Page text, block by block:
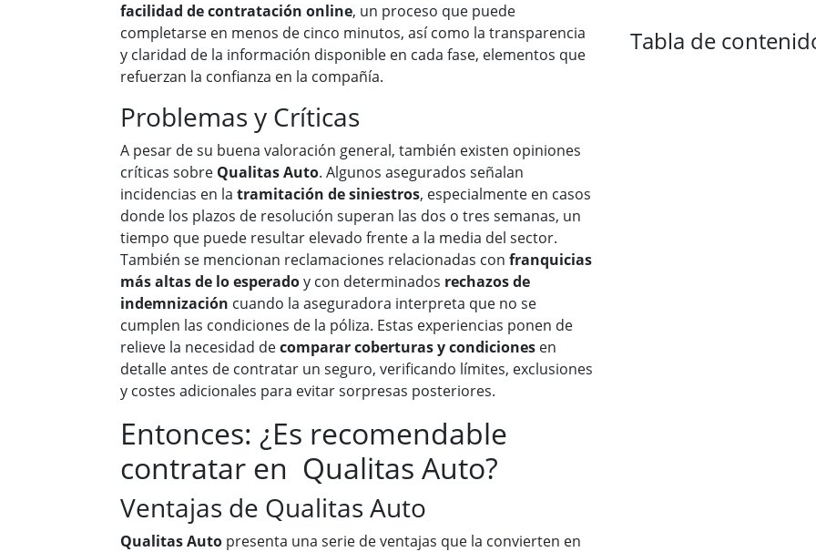
facilidad de contratación online, un proceso que puede
completarse en menos de cinco minutos, así como la transparencia
y claridad de la información disponible en cada fase, elementos que
refuerzan la confianza en la compañía.
Problemas y Críticas
A pesar de su buena valoración general, también existen opiniones
críticas sobre Qualitas Auto. Algunos asegurados señalan
incidencias en la tramitación de siniestros, especialmente en casos
donde los plazos de resolución superan las dos o tres semanas, un
tiempo que puede resultar elevado frente a la media del sector.
También se mencionan reclamaciones relacionadas con franquicias
más altas de lo esperadoy con determinados rechazos de
indemnización cuando la aseguradora interpreta que no se
cumplen las condiciones de la póliza. Estas experiencias ponen de
relieve la necesidad decomparar coberturas y condiciones en
detalle antes de contratar un seguro, verificando límites, exclusiones
y costes adicionales para evitar sorpresas posteriores.
Entonces: ¿Es recomendable
contratar en Qualitas Auto?
Ventajas de Qualitas Auto
Qualitas Auto presenta una serie de ventajas que la convierten en
Tabla de